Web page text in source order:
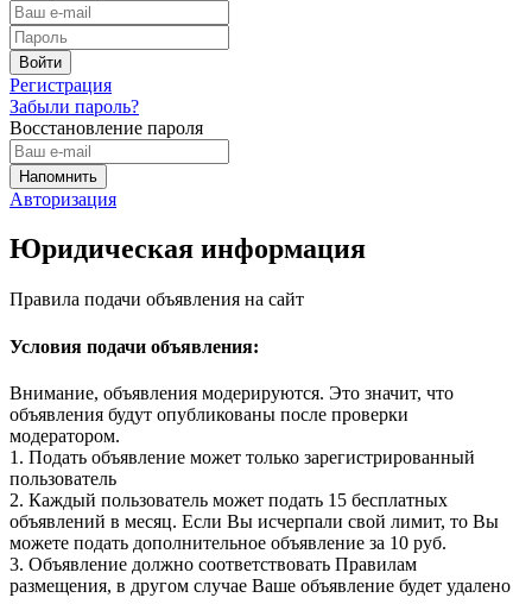
Регистрация
Забыли пароль?
Восстановление пароля
Авторизация
Юридическая информация
Правила подачи объявления на сайт
Условия подачи объявления:
Внимание, объявления модерируются. Это значит, что
объявления будут опубликованы после проверки
модератором.
1. Подать объявление может только зарегистрированный
пользователь
2. Каждый пользователь может подать 15 бесплатных
объявлений в месяц. Если Вы исчерпали свой лимит, то Вы
можете подать дополнительное объявление за 10 руб.
3. Объявление должно соответствовать Правилам
размещения, в другом случае Ваше объявление будет удалено